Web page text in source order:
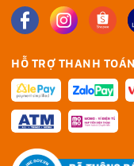
Chức năng thông
HỖ TRỢ THANH TOÁN